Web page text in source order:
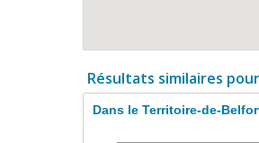
Résultats similaires
Dans le Territoire-de-